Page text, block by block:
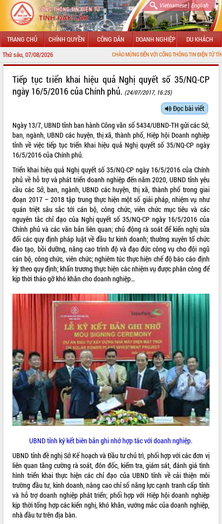
Vietnamese| English
TRANG CHỦ CHÍNH QUYỀN CÔNG DÂN DOANH NGHIỆP DU KHÁCH
Thứ sáu, 07/08/2026 CHÀO MỪNG ĐẾN VỚI CỔNG THÔNG TIN ĐIỆN TỬ TỈNH ĐẮK LẮK
LÃNH ĐẠO UBND TỈNH
SỞ, BAN, NGÀNH
UBND CÁC XÃ, PHƯỜNG
THÔNG TIN CHỈ ĐẠO ĐIỀU HÀNH
HỆ THỐNG VĂN BẢN
VĂN BẢN HĐND TỈNH
ĐIỂM TIN VĂN BẢN
QUY HOẠCH - KẾ HOẠCH
VIDEO
Loading the player...
Khám bệnh, cấp phát thuốc miễn phí
và tặng quà người dân xã Cư Pui
Hội nghị UBND tỉnh Đắk Lắk thường kỳ
Tiếp tục triển khai hiệu quả Nghị quyết số 35/NQ-CP
ngày 16/5/2016 của Chính phủ. (24/07/2017, 16:25)
Đọc bài viết
Ngày 13/7, UBND tỉnh ban hành Công văn số 5434/UBND-TH gửi các Sở,
ban, ngành, UBND các huyện, thị xã, thành phố, Hiệp hội Doanh nghiệp
tỉnh về việc tiếp tục triển khai hiệu quả Nghị quyết số 35/NQ-CP ngày
16/5/2016 của Chính phủ.
Triển khai hiệu quả Nghị quyết số 35/NQ-CP ngày 16/5/2016 của Chính
phủ về hỗ trợ và phát triển doanh nghiệp đến năm 2020, UBND tỉnh yêu
cầu các Sở, ban, ngành, UBND các huyện, thị xã, thành phố trong giai
đoạn 2017 – 2018 tập trung thực hiện một số giải pháp, nhiệm vụ như
quán triệt sâu sắc tới cán bộ, công chức, viên chức mục tiêu và các
nguyên tắc chỉ đạo của Nghị quyết số 35/NQ-CP ngày 16/5/2016 của
Chính phủ và các văn bản liên quan; chủ động rà soát để kiến nghị sửa
đổi các quy định pháp luật về đầu tư kinh doanh; thường xuyên tổ chức
đào tạo, bồi dưỡng, nâng cao trình độ và đạo đức công vụ cho đội ngũ
cán bộ, công chức, viên chức; nghiêm túc thực hiện chế độ báo cáo định
kỳ theo quy định; khẩn trương thực hiện các nhiệm vụ được phân công để
kịp thời tháo gỡ khó khăn cho doanh nghiệp…
UBND tỉnh ký kết biên bản ghi nhớ hợp tác với doanh nghiệp.
UBND tỉnh đề nghị Sở Kế hoạch và Đầu tư chủ trì, phối hợp với các đơn vị
liên quan tăng cường rà soát, đôn đốc, kiểm tra, giám sát, đánh giá tình
hình triển khai thực hiện các chỉ đạo của UBND tỉnh về cải thiện môi
trường đầu tư, kinh doanh, nâng cao chỉ số năng lực cạnh tranh cấp tỉnh
và hỗ trợ doanh nghiệp phát triển; phối hợp với Hiệp hội doanh nghiệp
kịp thời tổng hợp các kiến nghị, khó khăn, vướng mắc của doanh nghiệp,
nhà đầu tư trên địa bàn.